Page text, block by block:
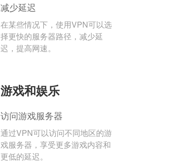
减少延迟
在某些情况下，使用VPN可以选
择更快的服务器路径，减少延
迟，提高网速。
游戏和娱乐
访问游戏服务器
通过VPN可以访问不同地区的游
戏服务器，享受更多游戏内容和
更低的延迟。